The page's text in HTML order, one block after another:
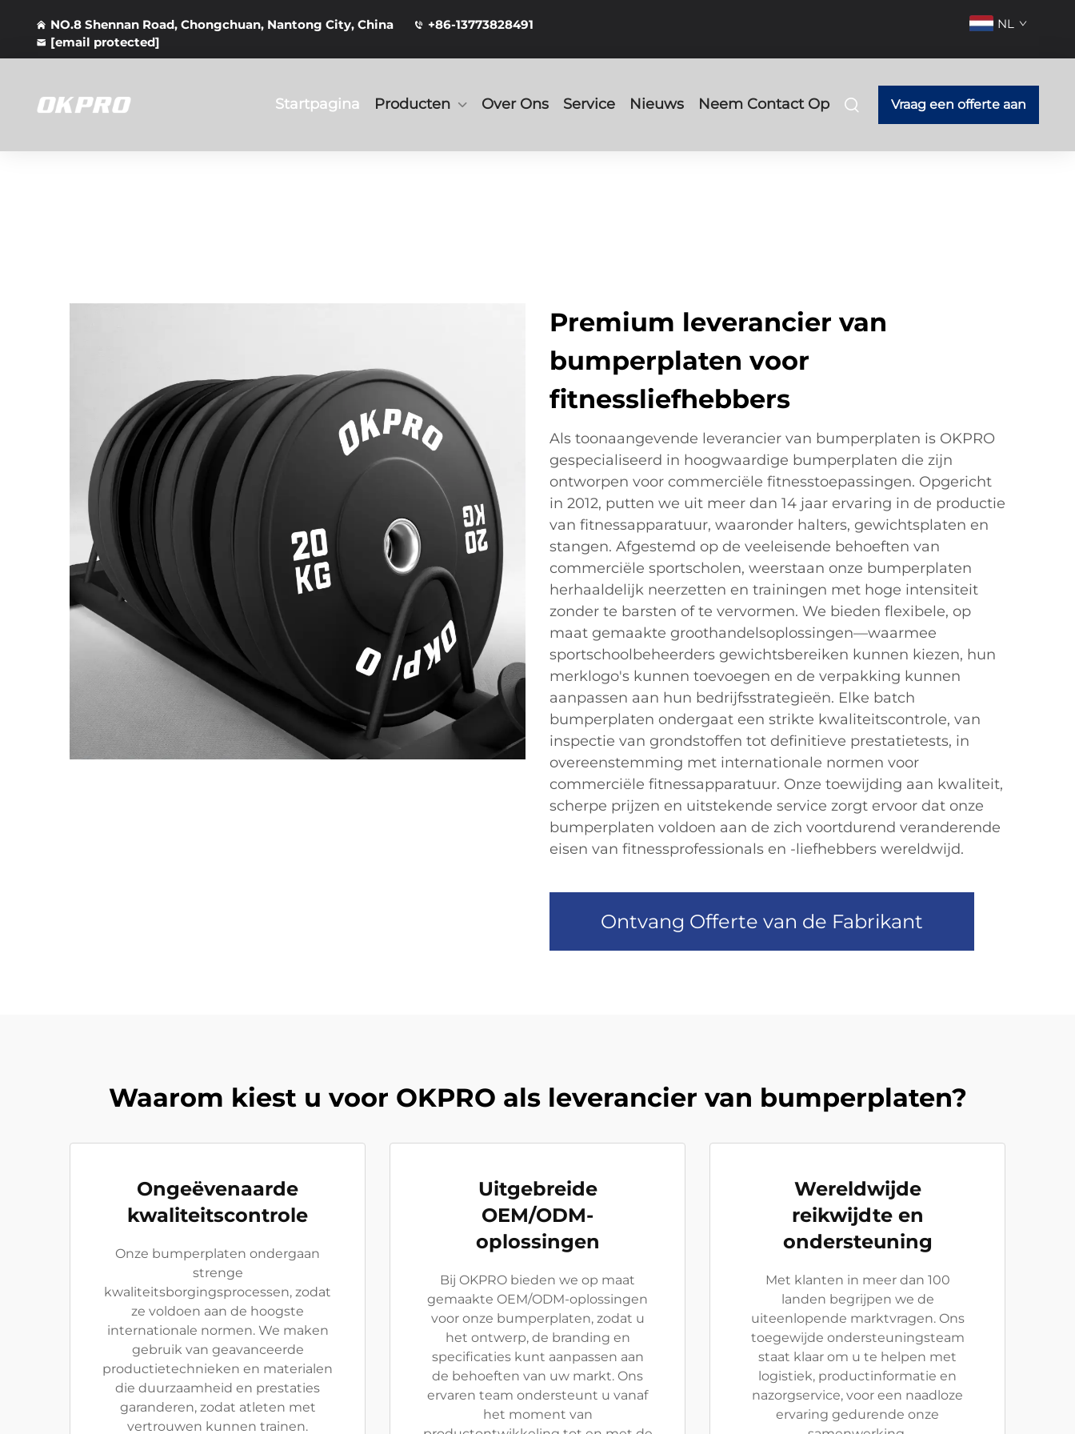
NO.8 Shennan Road, Chongchuan, Nantong City, China
+86-13773828491
[email protected]
NL
Startpagina Producten Over Ons Service Nieuws Neem Contact Op Vraag een offerte aan
Premium leverancier van
bumperplaten voor
fitnessliefhebbers
Als toonaangevende leverancier van bumperplaten is OKPRO
gespecialiseerd in hoogwaardige bumperplaten die zijn
ontworpen voor commerciële fitnesstoepassingen. Opgericht
in 2012, putten we uit meer dan 14 jaar ervaring in de productie
van fitnessapparatuur, waaronder halters, gewichtsplaten en
stangen. Afgestemd op de veeleisende behoeften van
commerciële sportscholen, weerstaan onze bumperplaten
herhaaldelijk neerzetten en trainingen met hoge intensiteit
zonder te barsten of te vervormen. We bieden flexibele, op
maat gemaakte groothandelsoplossingen—waarmee
sportschoolbeheerders gewichtsbereiken kunnen kiezen, hun
merklogo's kunnen toevoegen en de verpakking kunnen
aanpassen aan hun bedrijfsstrategieën. Elke batch
bumperplaten ondergaat een strikte kwaliteitscontrole, van
inspectie van grondstoffen tot definitieve prestatietests, in
overeenstemming met internationale normen voor
commerciële fitnessapparatuur. Onze toewijding aan kwaliteit,
scherpe prijzen en uitstekende service zorgt ervoor dat onze
bumperplaten voldoen aan de zich voortdurend veranderende
eisen van fitnessprofessionals en -liefhebbers wereldwijd.
Ontvang Offerte van de Fabrikant
Waarom kiest u voor OKPRO als leverancier van bumperplaten?
Ongeëvenaarde
kwaliteitscontrole
Onze bumperplaten ondergaan
strenge
kwaliteitsborgingsprocessen, zodat
ze voldoen aan de hoogste
internationale normen. We maken
gebruik van geavanceerde
productietechnieken en materialen
die duurzaamheid en prestaties
garanderen, zodat atleten met
vertrouwen kunnen trainen.
Uitgebreide
OEM/ODM-
oplossingen
Bij OKPRO bieden we op maat
gemaakte OEM/ODM-oplossingen
voor onze bumperplaten, zodat u
het ontwerp, de branding en
specificaties kunt aanpassen aan
de behoeften van uw markt. Ons
ervaren team ondersteunt u vanaf
het moment van
Wereldwijde
reikwijdte en
ondersteuning
Met klanten in meer dan 100
landen begrijpen we de
uiteenlopende marktvragen. Ons
toegewijde ondersteuningsteam
staat klaar om u te helpen met
logistiek, productinformatie en
nazorgservice, voor een naadloze
ervaring gedurende onze